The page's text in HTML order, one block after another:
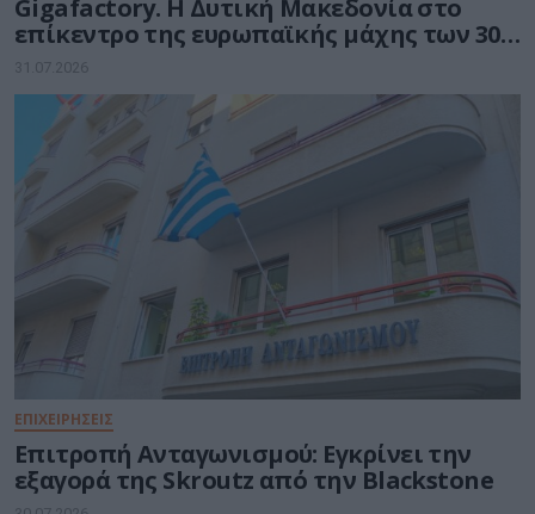
Gigafactory. Η Δυτική Μακεδονία στο
επίκεντρο της ευρωπαϊκής μάχης των 30
δισ. ευρώ για την Τεχνητή Νοημοσύνη
31.07.2026
ΕΠΙΧΕΙΡΗΣΕΙΣ
Επιτροπή Ανταγωνισμού: Εγκρίνει την
εξαγορά της Skroutz από την Blackstone